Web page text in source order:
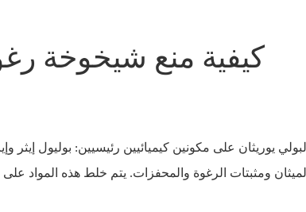
كيفية منع شيخوخة
يوريثان على مكونين كيميائيين رئيسيين: بوليول إيثر
ومثبتات الرغوة والمحفزات. يتم خلط هذه المواد